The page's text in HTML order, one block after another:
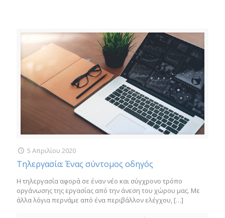
5 Απριλίου 2020
Τηλεργασία: Ένας σύντομος οδηγός
Η τηλεργασία αφορά σε έναν νέο και σύγχρονο τρόπο
οργάνωσης της εργασίας από την άνεση του χώρου μας. Με
άλλα λόγια περνάμε από ένα περιβάλλον ελέγχου, […]